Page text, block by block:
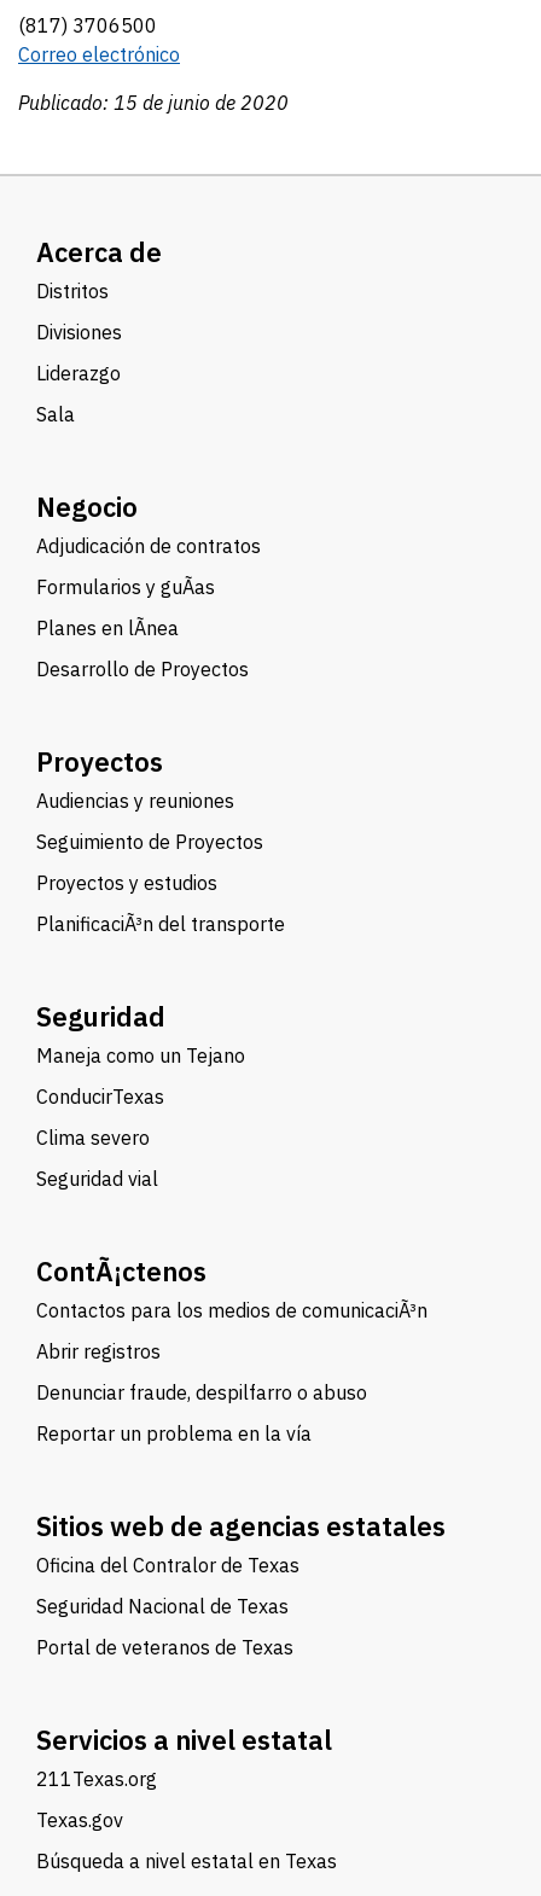
(817) 3706500
Correo electrónico
Publicado: 15 de junio de 2020
Acerca de
Distritos
Divisiones
Liderazgo
Sala
Negocio
Adjudicación de contratos
Formularios y guÃ­as
Planes en lÃ­nea
Desarrollo de Proyectos
Proyectos
Audiencias y reuniones
Seguimiento de Proyectos
Proyectos y estudios
PlanificaciÃ³n del transporte
Seguridad
Maneja como un Tejano
ConducirTexas
Clima severo
Seguridad vial
ContÃ¡ctenos
Contactos para los medios de comunicaciÃ³n
Abrir registros
Denunciar fraude, despilfarro o abuso
Reportar un problema en la vía
Sitios web de agencias estatales
Oficina del Contralor de Texas
Seguridad Nacional de Texas
Portal de veteranos de Texas
Servicios a nivel estatal
211Texas.org
Texas.gov
Búsqueda a nivel estatal en Texas